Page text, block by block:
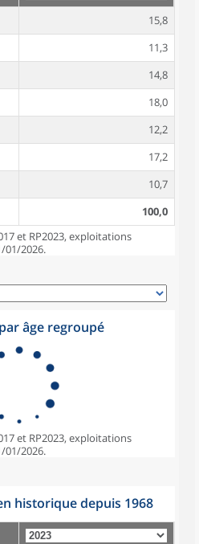
15,8
11,3
14,8
18,0
12,2
17,2
10,7
100,0
et RP2023, exploitations
01/2026.
âge regroupé
et RP2023, exploitations
01/2026.
historique depuis 1968